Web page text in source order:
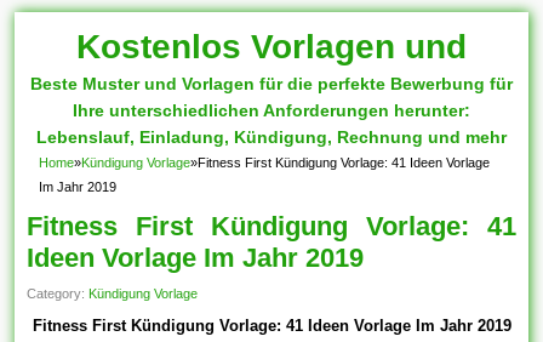
Kostenlos Vorlagen und
Muster
Beste Muster und Vorlagen für die perfekte Bewerbung für
Ihre unterschiedlichen Anforderungen herunter:
Lebenslauf, Einladung, Kündigung, Rechnung und mehr
Home»Kündigung Vorlage»Fitness First Kündigung Vorlage: 41 Ideen Vorlage
Im Jahr 2019
Fitness First Kündigung Vorlage: 41
Ideen Vorlage Im Jahr 2019
Category: Kündigung Vorlage
Fitness First Kündigung Vorlage: 41 Ideen Vorlage Im Jahr 2019